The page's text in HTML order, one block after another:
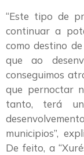
“Este tipo de
continuar a
como destino
que ao
conseguimos
que pernoctar
tanto, terá
municipios”,
De feito, a